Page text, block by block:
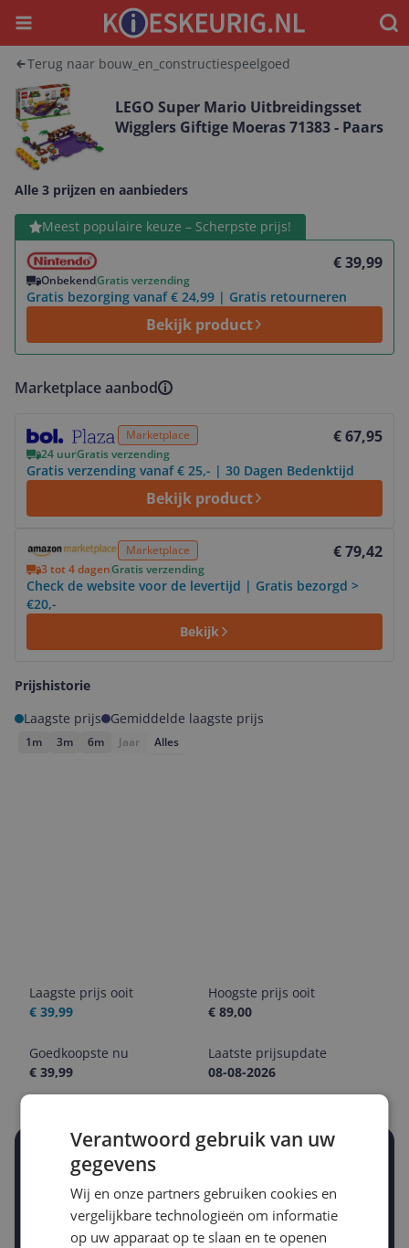
Menu
Terug naar bouw_en_constructiespeelgoed
LEGO Super Mario Uitbreidingsset
Wigglers Giftige Moeras 71383 - Paars
Alle 3 prijzen en aanbieders
Meest populaire keuze – Scherpste prijs!
€ 39,99
OnbekendGratis verzending
Gratis bezorging vanaf € 24,99 | Gratis retourneren
Bekijk product
Bekijk product
Marketplace aanbod
Marketplace € 67,95
24 uurGratis verzending
Gratis verzending vanaf € 25,- | 30 Dagen Bedenktijd
Bekijk product
Marketplace € 79,42
3 tot 4 dagenGratis verzending
Check de website voor de levertijd | Gratis bezorgd >
€20,-
Bekijk
Prijshistorie
Laagste prijs
Gemiddelde laagste prijs
1m 3m 6m Jaar Alles
Laagste prijs ooit
€ 39,99
Hoogste prijs ooit
€ 89,00
Goedkoopste nu
€ 39,99
Laatste prijsupdate
08-08-2026
Stel een alert in en mis geen prijsdaling
Krijg een seintje zodra de prijs zakt
Jouw e-mailadres
Verantwoord gebruik van uw
gegevens
Wij en onze partners gebruiken cookies en
vergelijkbare technologieën om informatie
op uw apparaat op te slaan en te openen